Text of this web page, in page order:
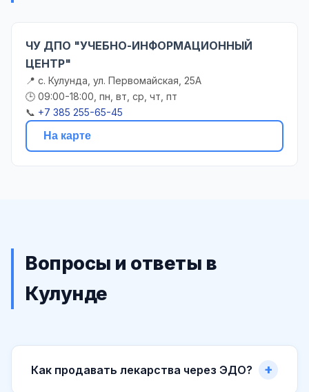
ЧУ ДПО "УЧЕБНО-ИНФОРМАЦИОННЫЙ
ЦЕНТР"
📍 с. Кулунда, ул. Первомайская, 25А
🕒 09:00-18:00, пн, вт, ср, чт, пт
📞 +7 385 255-65-45
На карте
Вопросы и ответы в
Кулунде
Как продавать лекарства через ЭДО?